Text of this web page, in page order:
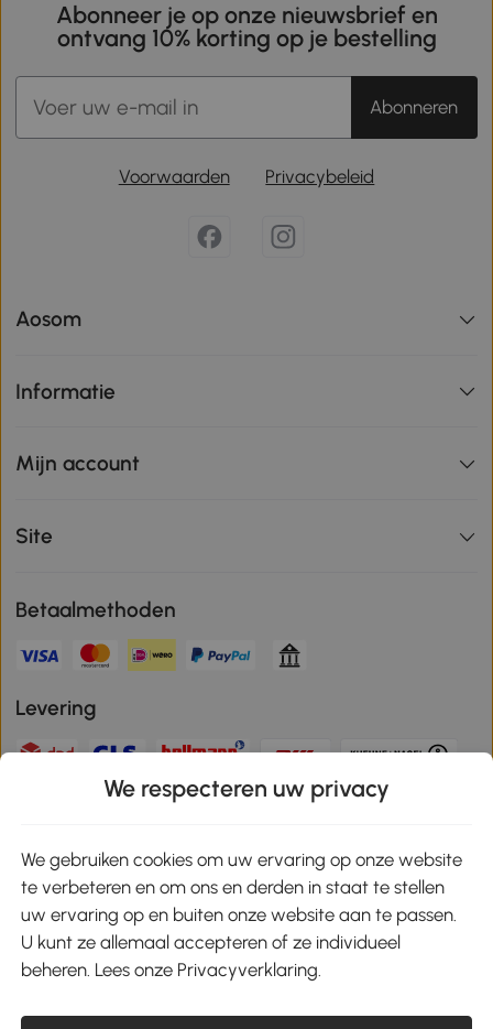
Abonneer je op onze nieuwsbrief en
ontvang 10% korting op je bestelling
Abonneren
Voorwaarden Privacybeleid
Aosom
Informatie
Mijn account
Site
Betaalmethoden
Levering
Download de app en ontvang 10% korting!
Google Play
We respecteren uw privacy
We gebruiken cookies om uw ervaring op onze website
te verbeteren en om ons en derden in staat te stellen
uw ervaring op en buiten onze website aan te passen.
U kunt ze allemaal accepteren of ze individueel
beheren. Lees onze Privacyverklaring.